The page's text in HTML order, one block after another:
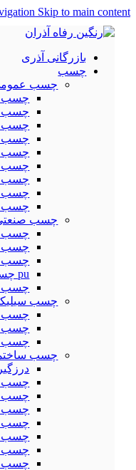
Skip to main content
بازرگانی آذری
چسب
چسب
چسب
چسب
چسب 1.2.3
چسب
چسب
چسب
چسب
چسب
چسب
چسب
چسب
چسب
چسب
pu چسب
چسب
چسب
چسب
چسب
چسب
چسب
چسب
چسب
چسب
چسب
چسب
چسب pvc
چسب